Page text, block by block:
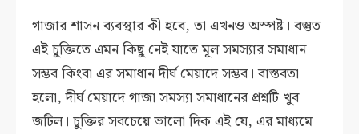
গাজার শাসন ব্যবস্থার কী হবে, তা এখনও অস্পষ্ট। বস্তুত
এই চুক্তিতে এমন কিছু নেই যাতে মূল সমস্যার সমাধান
সম্ভব কিংবা এর সমাধান দীর্ঘ মেয়াদে সম্ভব। বাস্তবতা
হলো, দীর্ঘ মেয়াদে গাজা সমস্যা সমাধানের প্রশ্নটি খুব
জটিল। চুক্তির সবচেয়ে ভালো দিক এই যে, এর মাধ্যমে